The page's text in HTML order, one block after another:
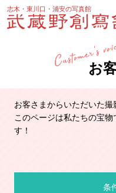
志木・東川口・浦安の写真館
お
お客さまからいただいた撮
このページは私たちの宝
す！
条